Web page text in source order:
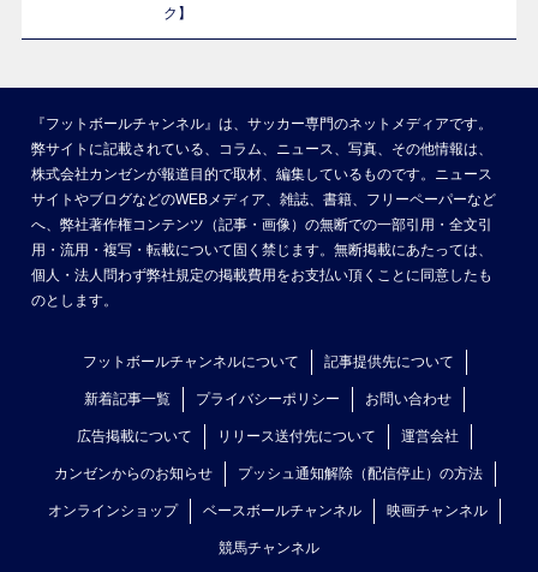
ク】
『フットボールチャンネル』は、サッカー専門のネットメディアです。
弊サイトに記載されている、コラム、ニュース、写真、その他情報は、
株式会社カンゼンが報道目的で取材、編集しているものです。ニュース
サイトやブログなどのWEBメディア、雑誌、書籍、フリーペーパーなど
へ、弊社著作権コンテンツ（記事・画像）の無断での一部引用・全文引
用・流用・複写・転載について固く禁じます。無断掲載にあたっては、
個人・法人問わず弊社規定の掲載費用をお支払い頂くことに同意したも
のとします。
フットボールチャンネルについて 記事提供先について
新着記事一覧 プライバシーポリシー お問い合わせ
広告掲載について リリース送付先について 運営会社
カンゼンからのお知らせ プッシュ通知解除（配信停止）の方法
オンラインショップ ベースボールチャンネル 映画チャンネル
競馬チャンネル